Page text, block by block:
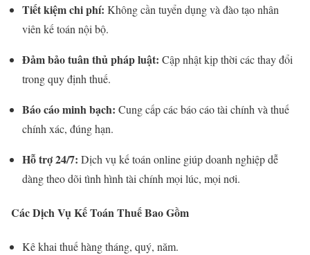
Tiết kiệm chi phí: Không cần tuyển dụng và đào tạo nhân
viên kế toán nội bộ.
Đảm bảo tuân thủ pháp luật: Cập nhật kịp thời các thay đổi
trong quy định thuế.
Báo cáo minh bạch: Cung cấp các báo cáo tài chính và thuế
chính xác, đúng hạn.
Hỗ trợ 24/7: Dịch vụ kế toán online giúp doanh nghiệp dễ
dàng theo dõi tình hình tài chính mọi lúc, mọi nơi.
Các Dịch Vụ Kế Toán Thuế Bao Gồm
Kê khai thuế hàng tháng, quý, năm.